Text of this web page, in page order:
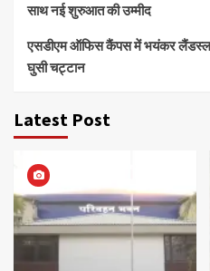
साथ नई शुरुआत की उम्मीद
एसडीएम ऑफिस कैंपस में भयंकर
घुसी चट्टान
Latest Post